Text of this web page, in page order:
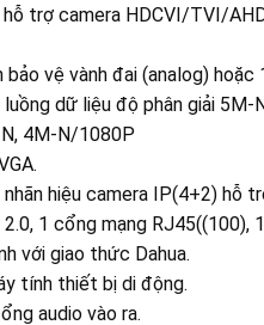
trợ camera HDCVI/TVI/
vệ vành đai (analog)
luồng dữ liệu độ phân giải
4M-N/1080P
hiệu camera IP(4+2) hỗ
1 cổng mạng RJ45((100),
với giao thức Dahua.
tính thiết bị di động.
audio vào ra.